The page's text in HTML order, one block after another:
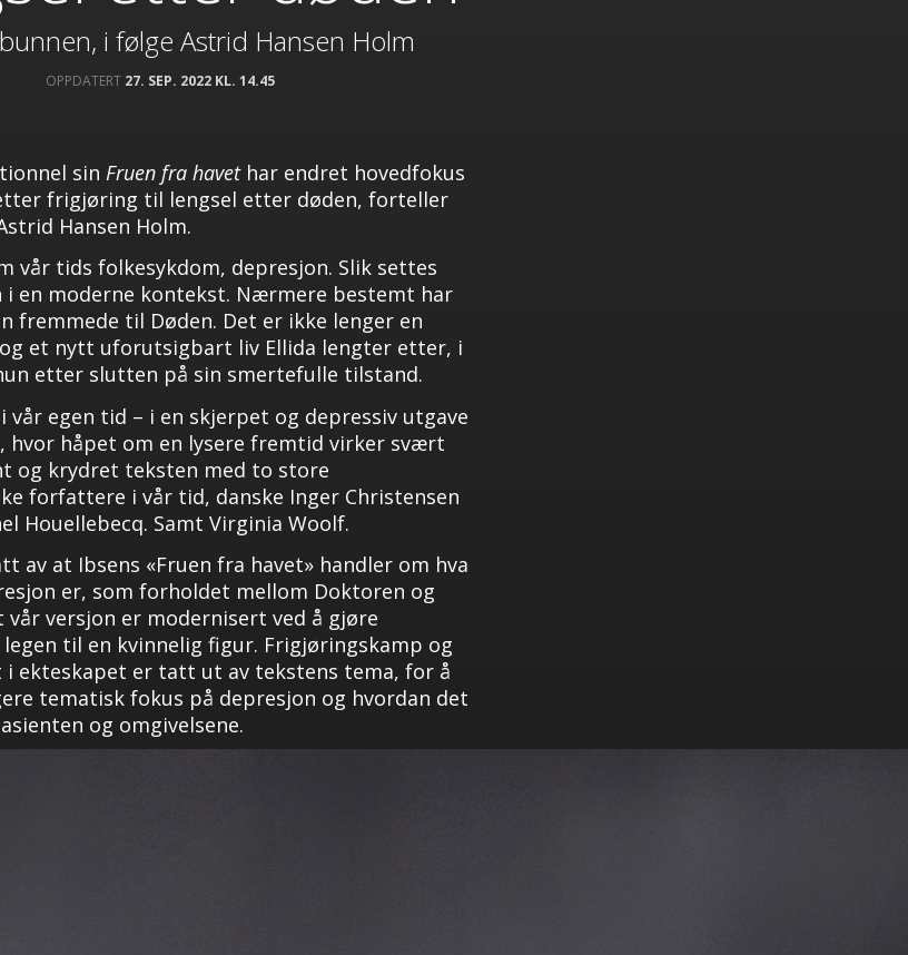
i følge Astrid Hansen Holm
OPPDATERT 27. SEP. 2022 KL. 14.45
sin Fruen fra havethar endret hovedfokus
frigjøring til lengsel etter døden, forteller
Hansen Holm.
vår tids folkesykdom, depresjon. Slik settes
i en moderne kontekst. Nærmere bestemt har
fremmede til Døden. Det er ikke lenger en
et nytt uforutsigbart liv Ellida lengter etter, i
etter slutten på sin smertefulle tilstand.
vår egen tid – i en skjerpet og depressiv utgave
hvor håpet om en lysere fremtid virker svært
og krydret teksten med to store
forfattere i vår tid, danske Inger Christensen
Houellebecq. Samt Virginia Woolf.
av at Ibsens «Fruen fra havet» handler om hva
er, som forholdet mellom Doktoren og
vår versjon er modernisert ved å gjøre
til en kvinnelig figur. Frigjøringskamp og
i ekteskapet er tatt ut av tekstens tema, for å
tematisk fokus på depresjon og hvordan det
og omgivelsene.